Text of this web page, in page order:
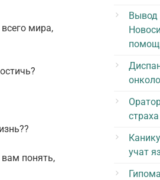
мира,
понять,
Вывод
учат